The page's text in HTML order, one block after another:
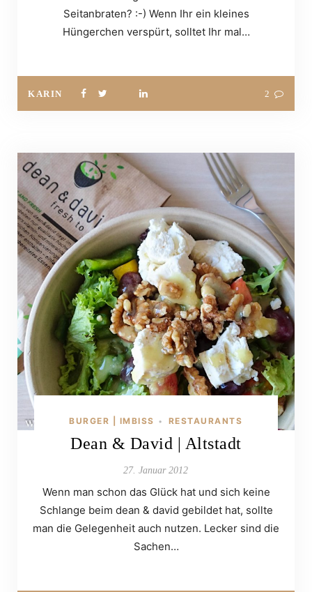
Seitanbraten? :-) Wenn Ihr ein kleines
Hüngerchen verspürt, solltet Ihr mal…
KARIN 2
BURGER | IMBISS • RESTAURANTS
Dean & David | Altstadt
27. Januar 2012
Wenn man schon das Glück hat und sich keine
Schlange beim dean & david gebildet hat, sollte
man die Gelegenheit auch nutzen. Lecker sind die
Sachen…